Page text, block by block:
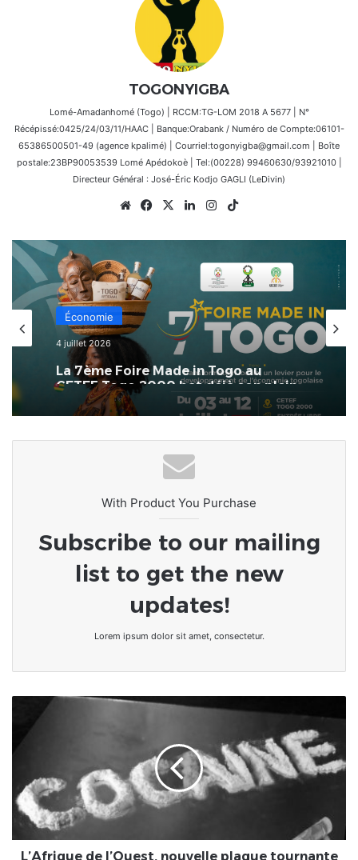
TOGONYIGBA
Lomé-Amadanhomé (Togo) | RCCM:TG-LOM 2018 A 5677 | N°
Récépissé:0425/24/03/11/HAAC | Banque:Orabank / Numéro de Compte:06101-
65386500501-49 (agence kpalimé) | Courriel:togonyigba@gmail.com | Boîte
postale:23BP90053539 Lomé Apédokoè | Tel:(00228) 99460630/93921010 |
Directeur Général : José-Éric Kodjo GAGLI (LeDivin)
WebsiteFacebook
X LinkedinInstagram
Économie
4 juillet 2026
La 7ème Foire Made in Togo au
CETEF Togo 2000 bat déjà son plein
With Product You Purchase
Subscribe to our mailing
list to get the new
updates!
Lorem ipsum dolor sit amet, consectetur.
l’Ouest,
nouvelle
tournante
de
cocaïne
L’Afrique de l’Ouest, nouvelle plaque tournante